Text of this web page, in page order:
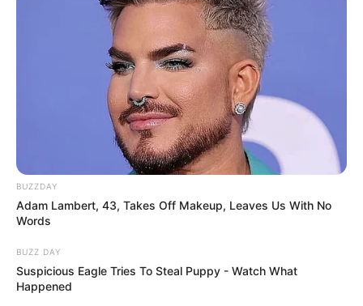
BUZZDAY
Adam Lambert, 43, Takes Off Makeup, Leaves Us With No
Words
BUZZ DAY
Suspicious Eagle Tries To Steal Puppy - Watch What
Happened